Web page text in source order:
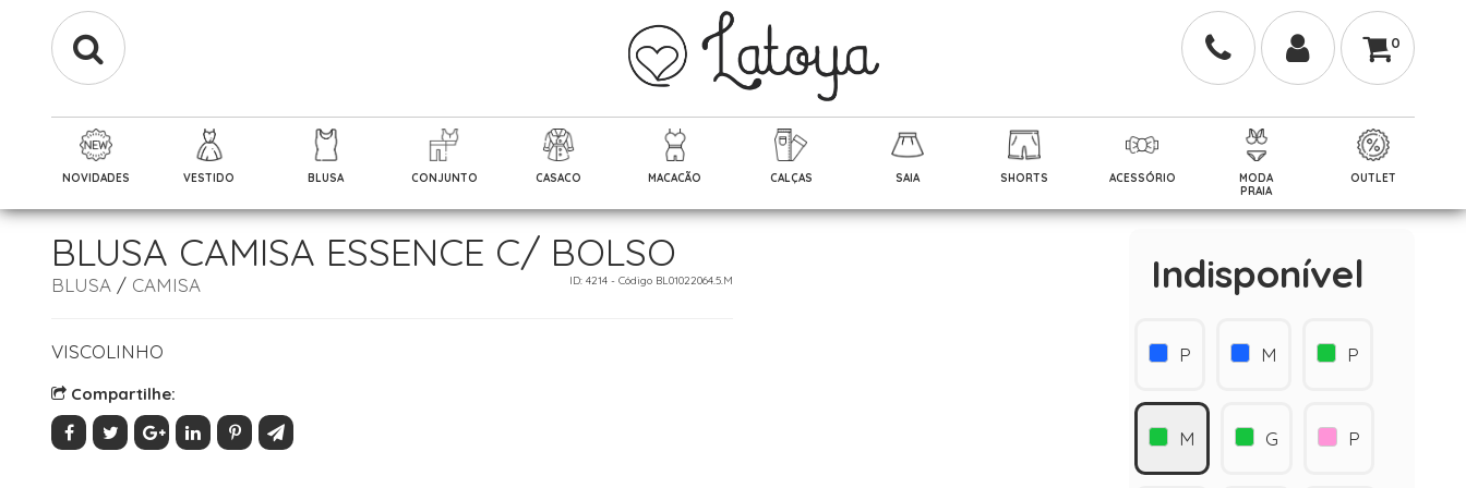
0
NOVIDADES VESTIDO BLUSA CONJUNTO CASACO MACACÃO CALÇAS SAIA SHORTS ACESSÓRIO
MODA
PRAIA
OUTLET
BLUSA CAMISA ESSENCE C/ BOLSO
BLUSA / CAMISA ID: 4214 - Código BL01022064.5.M
VISCOLINHO
Compartilhe:
Indisponível
P M P
M G P